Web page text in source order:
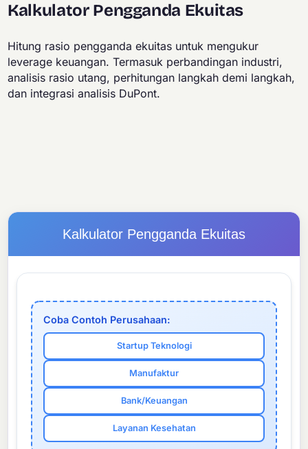
Kalkulator Pengganda Ekuitas
Hitung rasio pengganda ekuitas untuk mengukur
leverage keuangan. Termasuk perbandingan industri,
analisis rasio utang, perhitungan langkah demi langkah,
dan integrasi analisis DuPont.
Kalkulator Pengganda Ekuitas
Coba Contoh Perusahaan:
Startup Teknologi
Manufaktur
Bank/Keuangan
Layanan Kesehatan